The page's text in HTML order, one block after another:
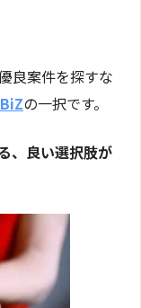
良案件を探すな
の一択です。
、良い選択肢が